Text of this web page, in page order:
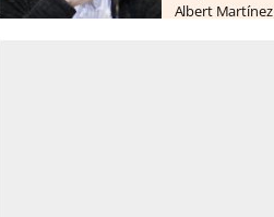
Albert Martínez